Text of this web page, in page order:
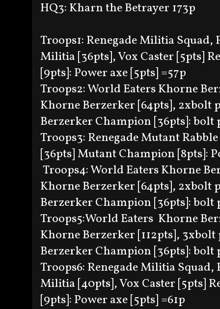
HQ3: Kharn the Betrayer 173p
Troops1: Renegade Militia Squad,
Militia [36pts], Vox Caster [5pts]
[9pts]: Power axe [5pts] =57p
Troops2: World Eaters Khorne
Khorne Berzerker [64pts], 2xbolt
Berzerker Champion [36pts]:
Troops3: Renegade Mutant
[36pts] Mutant Champion [8pts]:
Troops4: World Eaters Khorne
Khorne Berzerker [64pts], 2xbolt
Berzerker Champion [36pts]:
Troops5:World Eaters Khorne
Khorne Berzerker [112pts],
Berzerker Champion [36pts]:
Troops6: Renegade Militia Squad,
Militia [40pts], Vox Caster [5pts]
[9pts]: Power axe [5pts] =61p